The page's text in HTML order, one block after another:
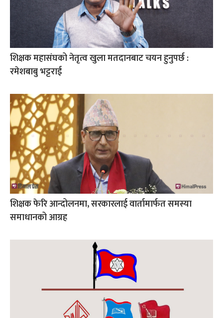
शिक्षक महासंघको नेतृत्व खुला मतदानबाट चयन हुनुपर्छ :
रमेशबाबु भट्टराई
शिक्षक फेरि आन्दोलनमा, सरकारलाई वार्तामार्फत समस्या
समाधानको आग्रह